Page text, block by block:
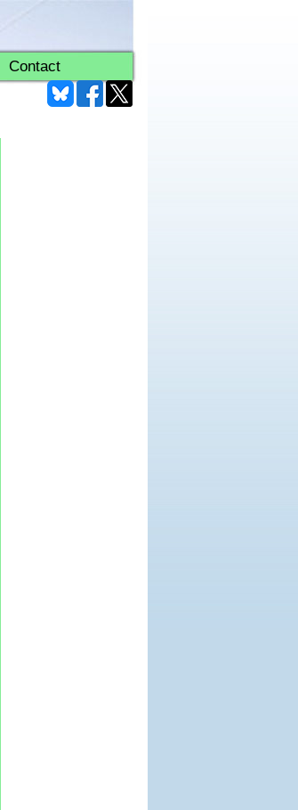
Contact